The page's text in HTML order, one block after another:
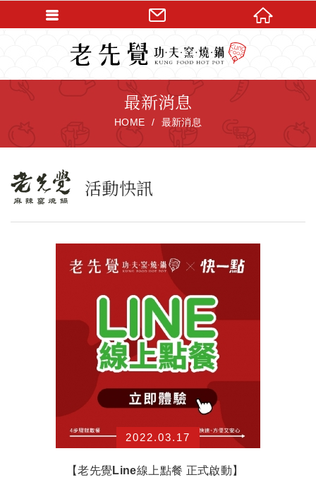
最新消息
HOME 最新消息
活動快訊
2022.03.17
【老先覺Line線上點餐 正式啟動】